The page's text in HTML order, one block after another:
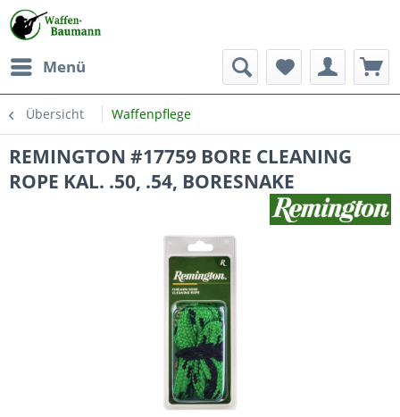
Menü
Übersicht Waffenpflege
REMINGTON #17759 BORE CLEANING
ROPE KAL. .50, .54, BORESNAKE